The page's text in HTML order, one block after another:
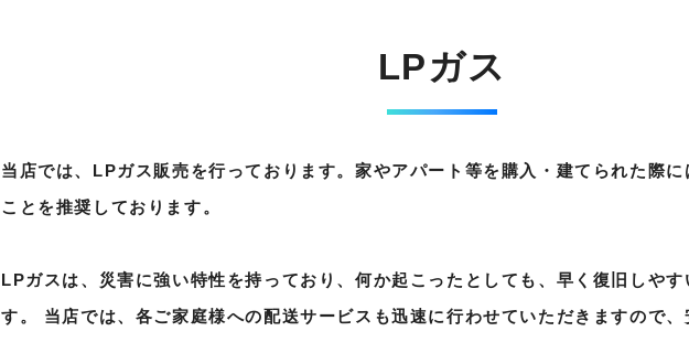
LPガス
当店では、LPガス販売を行っております。家やアパート等を購入・建てられた際
ことを推奨しております。
LPガスは、災害に強い特性を持っており、何か起こったとしても、早く復旧しやす
す。 当店では、各ご家庭様への配送サービスも迅速に行わせていただきますので